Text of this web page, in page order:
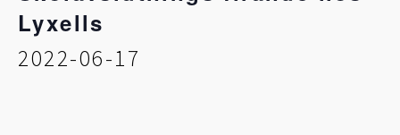
Lyxells
2022-06-17